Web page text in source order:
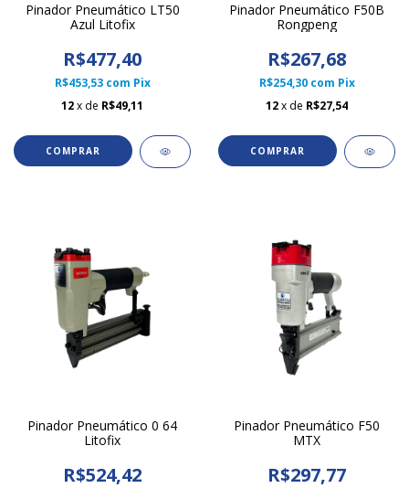
Pinador Pneumático LT50
Azul Litofix
R$477,40
R$453,53 com Pix
12x de R$49,11
Pinador Pneumático F50B
Rongpeng
R$267,68
R$254,30 com Pix
12x de R$27,54
Pinador Pneumático 0 64
Litofix
R$524,42
Pinador Pneumático F50
MTX
R$297,77